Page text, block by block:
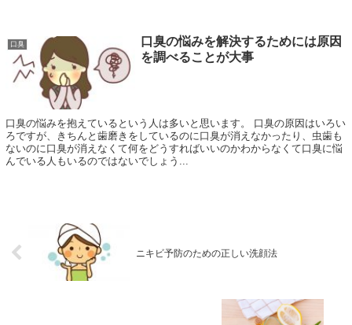
口臭
口臭の悩みを解決するためには原因
を調べることが大事
口臭の悩みを抱えているという人は多いと思います。 口臭の原因はいろい
ろですが、きちんと歯磨きをしているのに口臭が消えなかったり、虫歯も
ないのに口臭が消えなくて何をどうすればいいのかわからなくて口臭に悩
んでいる人もいるのではないでしょう...
ニキビ予防のための正しい洗顔法